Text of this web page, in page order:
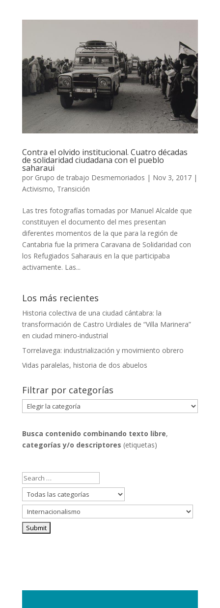
Contra el olvido institucional. Cuatro décadas
de solidaridad ciudadana con el pueblo
saharaui
por Grupo de trabajo Desmemoriados | Nov 3, 2017|
Activismo, Transición
Las tres fotografías tomadas por Manuel Alcalde que
constituyen el documento del mes presentan
diferentes momentos de la que para la región de
Cantabria fue la primera Caravana de Solidaridad con
los Refugiados Saharauis en la que participaba
activamente. Las...
Los más recientes
Historia colectiva de una ciudad cántabra: la
transformación de Castro Urdiales de “Villa Marinera”
en ciudad minero-industrial
Torrelavega: industrialización y movimiento obrero
Vidas paralelas, historia de dos abuelos
Filtrar por categorías
Filtrar
por
Busca contenido combinando texto libre,
categorías y/o descriptores (etiquetas)